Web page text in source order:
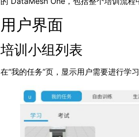
用户界面
培训小组列表
在“我的任务”页，显示用户需要进行学